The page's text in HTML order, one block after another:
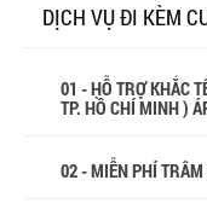
DỊCH VỤ ĐI KÈM
01 - HỖ TRỢ KHẮC
TP. HỒ CHÍ MINH )
02 - MIỄN PHÍ